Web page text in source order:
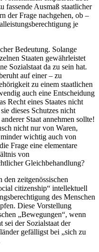
fassende Ausmaß staatlicher
der Frage nachgehen, ob –
je
Bedeutung. Solange
Staaten gewährleistet
Sozialstaat da zu sein hat.
auf einer – zu
zu einem staatlichen
auch eine Entscheidung
Recht eines Staates nicht
dieses Schutzes nicht
Staat annehmen sollte!
nicht nur von Waren,
wichtig auch von
Frage eine elementare
von
Gleichbehandlung?
zeitgenössischen
citizenship“ intellektuell
des Menschen
Diese Vorstellung
„Bewegungen“, wenn
sei der Sozialstaat der
gefälligst bei „sich zu